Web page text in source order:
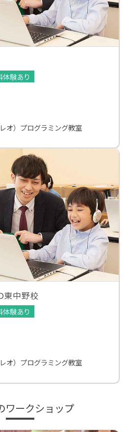
体験あり
オ）プログラミング教室
東中野校
体験あり
オ）プログラミング教室
ワークショップ